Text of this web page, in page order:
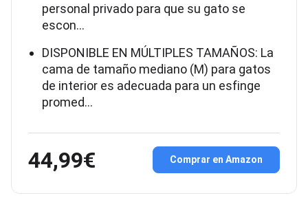
personal privado para que su gato se
escon…
DISPONIBLE EN MÚLTIPLES TAMAÑOS: La
cama de tamaño mediano (M) para gatos
de interior es adecuada para un esfinge
promed…
44,99€ Comprar en Amazon